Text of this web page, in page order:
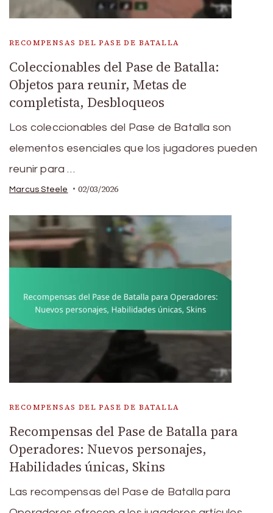
RECOMPENSAS DEL PASE DE BATALLA
Coleccionables del Pase de Batalla:
Objetos para reunir, Metas de
completista, Desbloqueos
Los coleccionables del Pase de Batalla son
elementos esenciales que los jugadores pueden
reunir para …
Marcus Steele 02/03/2026
RECOMPENSAS DEL PASE DE BATALLA
Recompensas del Pase de Batalla para
Operadores: Nuevos personajes,
Habilidades únicas, Skins
Las recompensas del Pase de Batalla para